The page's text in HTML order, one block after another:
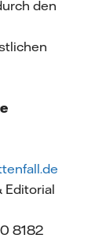
den
Editorial
8182